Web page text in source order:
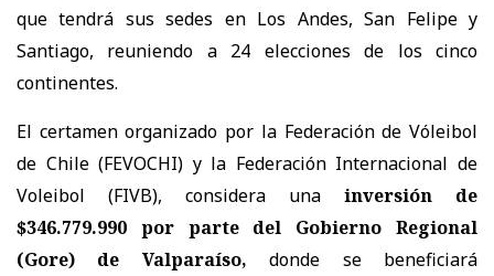
que tendrá sus sedes en Los Andes, San Felipe y
Santiago, reuniendo a 24 elecciones de los cinco
continentes.
El certamen organizado por la Federación de Vóleibol
de Chile (FEVOCHI) y la Federación Internacional de
Voleibol (FIVB), considera una
inversión de
$346.779.990 por parte del Gobierno Regional
(Gore) de Valparaíso,
donde se beneficiará